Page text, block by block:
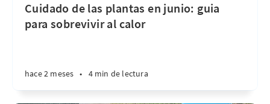
Cuidado de las plantas en junio: guia
para sobrevivir al calor
hace 2 meses • 4 min de lectura